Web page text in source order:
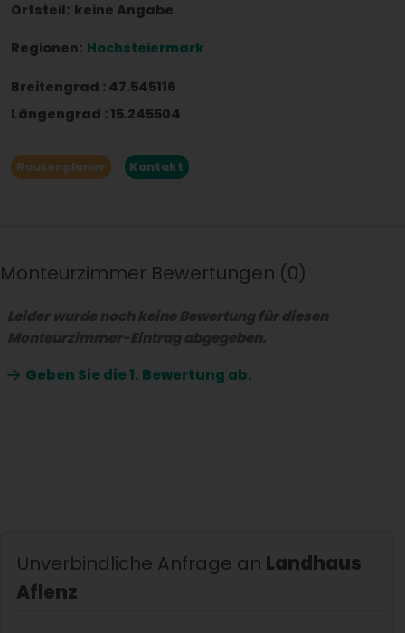
Ortsteil: keine Angabe
Regionen: Hochsteiermark
Breitengrad : 47.545116
Längengrad : 15.245504
Routenplaner Kontakt
Monteurzimmer Bewertungen 0
Leider wurde noch keine Bewertung für diesen
Monteurzimmer-Eintrag abgegeben.
Geben Sie die1. Bewertung ab.
Unverbindliche Anfrage an Landhaus
Aflenz